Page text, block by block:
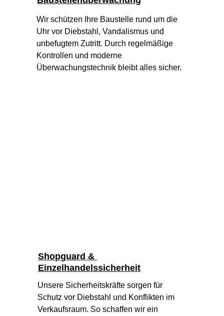
Wir schützen Ihre Baustelle rund um die
Uhr vor Diebstahl, Vandalismus und
unbefugtem Zutritt. Durch regelmäßige
Kontrollen und moderne
Überwachungstechnik bleibt alles sicher.
Shopguard &
Einzelhandelssicherheit
Unsere Sicherheitskräfte sorgen für
Schutz vor Diebstahl und Konflikten im
Verkaufsraum. So schaffen wir ein